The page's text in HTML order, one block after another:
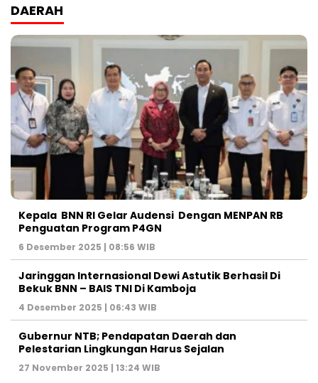
DAERAH
Kepala BNN RI Gelar Audensi Dengan MENPAN RB
Penguatan Program P4GN
6 Desember 2025 | 08:56 WIB
Jaringgan Internasional Dewi Astutik Berhasil Di
Bekuk BNN – BAIS TNI Di Kamboja
4 Desember 2025 | 06:43 WIB
Gubernur NTB; Pendapatan Daerah dan
Pelestarian Lingkungan Harus Sejalan
27 November 2025 | 13:24 WIB